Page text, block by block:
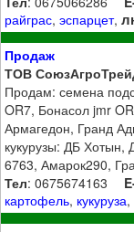
райграс,эспарцет,
Продаж
ТОВ
Продам: семена
OR7, Бонасол jmr
Армагедон, Гранд
кукурузы: ДБ
6763, Амарок290,
Тел: 0675674163
картофель, кукуруза,